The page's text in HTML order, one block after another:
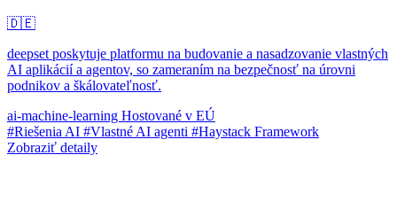
🇩🇪
deepset poskytuje platformu na budovanie a nasadzovanie vlastných
AI aplikácií a agentov, so zameraním na bezpečnosť na úrovni
podnikov a škálovateľnosť.
ai-machine-learning Hostované v EÚ
#Riešenia AI #Vlastné AI agenti #Haystack Framework
Zobraziť detaily